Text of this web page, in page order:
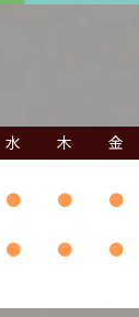
水 木 金
● ● ●
● ● ●